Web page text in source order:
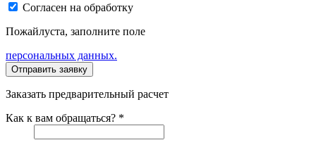
Согласен на обработку
Пожайлуста, заполните поле
персональных данных.
Заказать предварительный расчет
Как к вам обращаться? *